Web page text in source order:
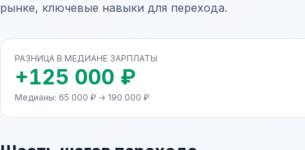
рынке, ключевые навыки для перехода.
РАЗНИЦА В МЕДИАНЕ ЗАРПЛАТЫ
+125 000 ₽
Медианы: 65 000 ₽ → 190 000 ₽